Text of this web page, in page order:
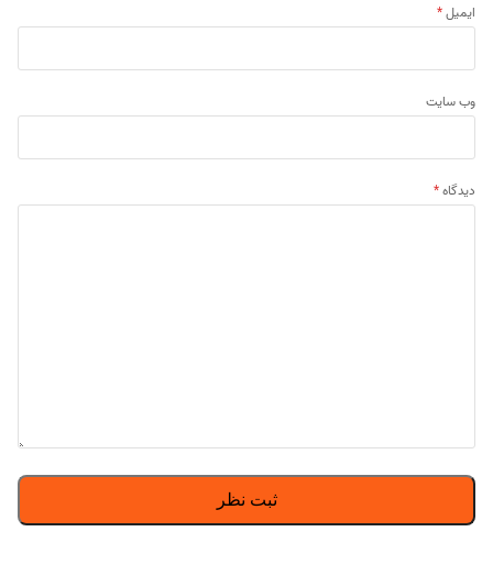
ایمیل*
وب‌ سایت
دیدگاه*